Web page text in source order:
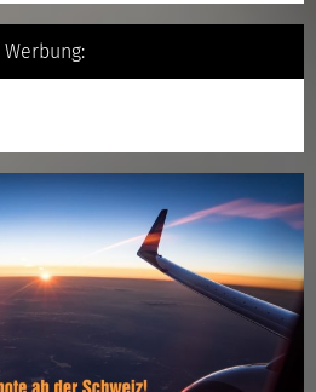
Werbung: